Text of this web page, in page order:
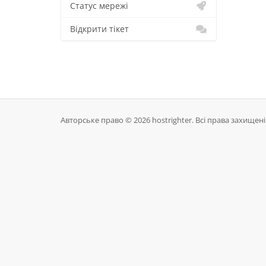
Статус мережі
Відкрити тікет
Авторське право © 2026 hostrighter. Всі права